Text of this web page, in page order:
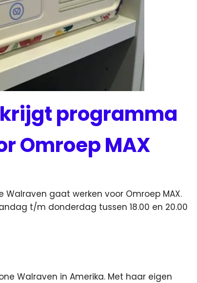
programma
Omroep MAX
gaat werken voor Omroep MAX.
t/m donderdag tussen 18.00 en 20.00
Walraven in Amerika. Met haar eigen